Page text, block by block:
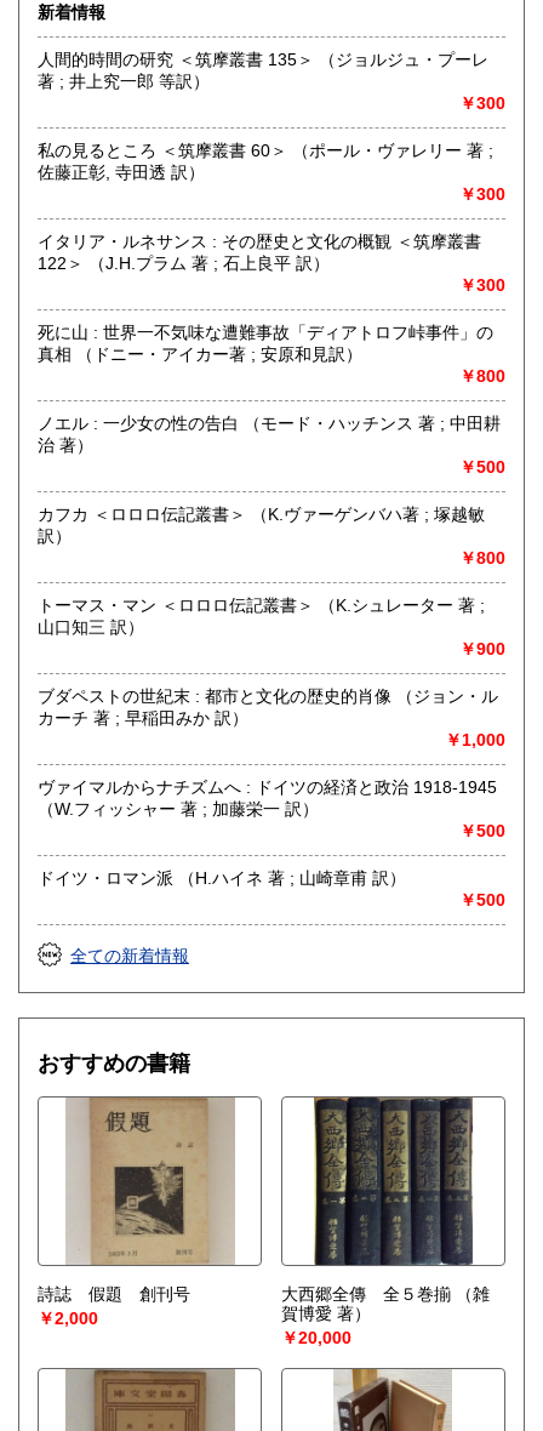
沿線名：-
最寄駅：-
営業時間：13:00-19:00 (本は倉庫にあるため、店舗での購
覧ください)
定休日：なし
書籍の買取について
内容によりますが全国出張いたします
古書一般（その他）
新着情報
人間的時間の研究 ＜筑摩叢書 135＞ （ジョルジュ・プーレ
著 ; 井上究一郎 等訳）
￥300
私の見るところ ＜筑摩叢書 60＞ （ポール・ヴァレリー 著 ;
佐藤正彰, 寺田透 訳）
￥300
イタリア・ルネサンス : その歴史と文化の概観 ＜筑摩叢書
122＞ （J.H.プラム 著 ; 石上良平 訳）
￥300
死に山 : 世界一不気味な遭難事故「ディアトロフ峠事件」の
真相 （ドニー・アイカー著 ; 安原和見訳）
￥800
ノエル : 一少女の性の告白 （モード・ハッチンス 著 ; 中田耕
治 著）
￥500
カフカ ＜ロロロ伝記叢書＞ （K.ヴァーゲンバハ著 ; 塚越敏
訳）
￥800
トーマス・マン ＜ロロロ伝記叢書＞ （K.シュレーター 著 ;
山口知三 訳）
￥900
ブダペストの世紀末 : 都市と文化の歴史的肖像 （ジョン・ル
カーチ 著 ; 早稲田みか 訳）
￥1,000
ヴァイマルからナチズムへ : ドイツの経済と政治 1918-1945
（W.フィッシャー 著 ; 加藤栄一 訳）
￥500
ドイツ・ロマン派 （H.ハイネ 著 ; 山崎章甫 訳）
￥500
全ての新着情報
おすすめの書籍
詩誌 假題 創刊号
￥2,000
大西郷全傳 全５巻揃
（雑
賀博愛 著）
￥20,000